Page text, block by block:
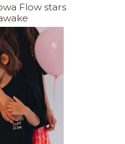
Flow stars